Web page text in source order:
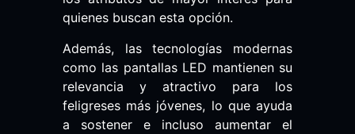
quienes buscan esta opción.
Además, las tecnologías modernas
como las pantallas LED mantienen su
relevancia y atractivo para los
feligreses más jóvenes, lo que ayuda
a sostener e incluso aumentar el